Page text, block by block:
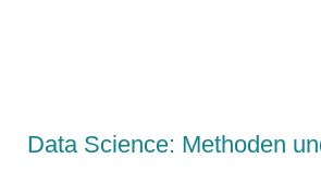
Data Science: Methoden